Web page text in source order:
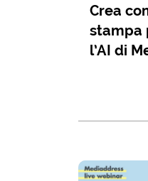
Crea
stampa
l’AI di